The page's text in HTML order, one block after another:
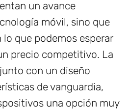
un avance
móvil, sino que
que podemos esperar
precio competitivo. La
con un diseño
de vanguardia,
una opción muy